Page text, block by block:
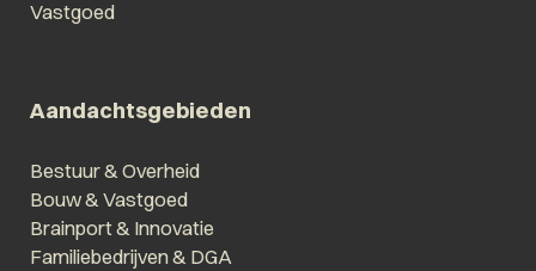
Vastgoed
Aandachtsgebieden
Bestuur & Overheid
Bouw & Vastgoed
Brainport & Innovatie
Familiebedrijven & DGA